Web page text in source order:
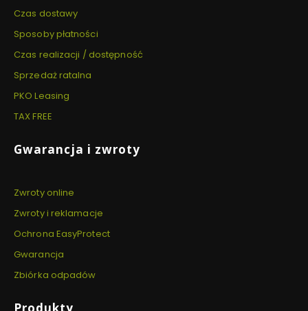
Czas dostawy
Sposoby płatności
Czas realizacji / dostępność
Sprzedaż ratalna
PKO Leasing
TAX FREE
Gwarancja i zwroty
Zwroty online
Zwroty i reklamacje
Ochrona EasyProtect
Gwarancja
Zbiórka odpadów
Produkty